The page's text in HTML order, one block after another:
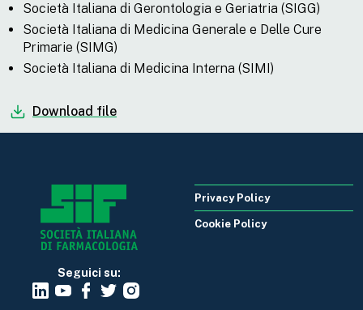
Società Italiana di Gerontologia e Geriatria (SIGG)
Società Italiana di Medicina Generale e Delle Cure
Primarie (SIMG)
Società Italiana di Medicina Interna (SIMI)
Download file
Seguici su:
Privacy Policy
Cookie Policy